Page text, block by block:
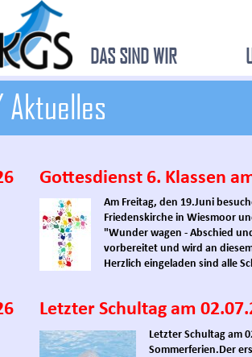
DAS SIND WIR
Gottesdienst 6. Klassen
Am Freitag, den 19.Juni
Friedenskirche in Wiesmoor
"Wunder wagen - Abschied
vorbereitet und wird an
Herzlich eingeladen sind alle
Letzter Schultag am
Letzter Schultag am
Sommerferien.Der